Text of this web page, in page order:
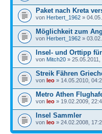
Paket nach Kreta
von Herbert_1962 »
Möglichkeit zum
von Herbert_1962 »
Insel- und Orttipp
von Mitch20 » 25.05.2011,
Streik Fähren
von leo » 14.05.2010,
Metro Athen
von leo » 19.02.2009,
Insel Sammler
von leo » 24.02.2008,